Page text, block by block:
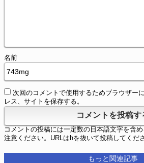
名前
次回のコメントで使用するためブラウザー
レス、サイトを保存する。
コメントの投稿には一定数の日本語文字を含
注意ください。URLはhを抜いて投稿してくだ
もっと関連記事